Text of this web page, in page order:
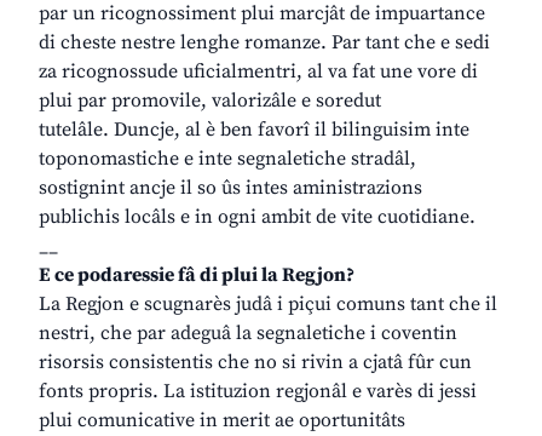
par un ricognossiment plui marcjât de impuartance
di cheste nestre lenghe romanze. Par tant che e sedi
za ricognossude uficialmentri, al va fat une vore di
plui par promovile, valorizâle e soredut
tutelâle. Duncje, al è ben favorî il bilinguisim inte
toponomastiche e inte segnaletiche stradâl,
sostignint ancje il so ûs intes aministrazions
publichis locâls e in ogni ambit de vite cuotidiane.
__
E ce podaressie fâ di plui la Regjon?
La Regjon e scugnarès judâ i piçui comuns tant che il
nestri, che par adeguâ la segnaletiche i coventin
risorsis consistentis che no si rivin a cjatâ fûr cun
fonts propris. La istituzion regjonâl e varès di jessi
plui comunicative in merit ae oportunitâts